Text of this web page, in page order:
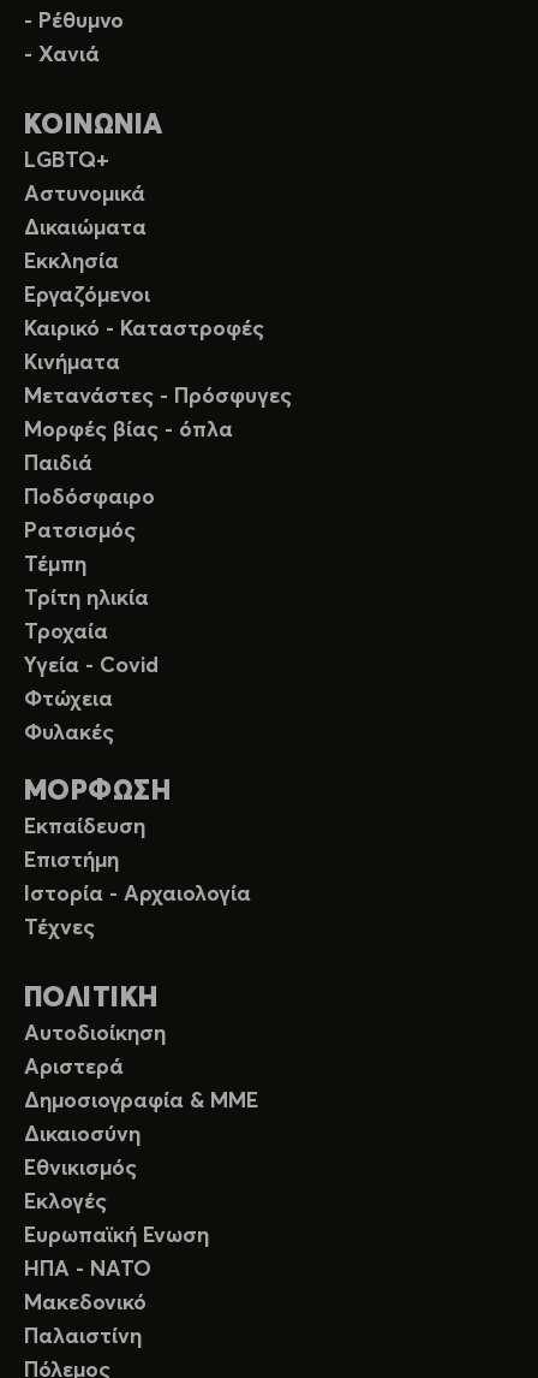
- Ρέθυμνο
- Χανιά
ΚΟΙΝΩΝΙΑ
LGBTQ+
Αστυνομικά
Δικαιώματα
Εκκλησία
Εργαζόμενοι
Καιρικό - Καταστροφές
Κινήματα
Μετανάστες - Πρόσφυγες
Μορφές βίας - όπλα
Παιδιά
Ποδόσφαιρο
Ρατσισμός
Τέμπη
Τρίτη ηλικία
Τροχαία
Υγεία - Covid
Φτώχεια
Φυλακές
ΜΟΡΦΩΣΗ
Εκπαίδευση
Επιστήμη
Ιστορία - Αρχαιολογία
Τέχνες
ΠΟΛΙΤΙΚΗ
Αυτοδιοίκηση
Αριστερά
Δημοσιογραφία & ΜΜΕ
Δικαιοσύνη
Εθνικισμός
Εκλογές
Ευρωπαϊκή Ενωση
ΗΠΑ - ΝΑΤΟ
Μακεδονικό
Παλαιστίνη
Πόλεμος